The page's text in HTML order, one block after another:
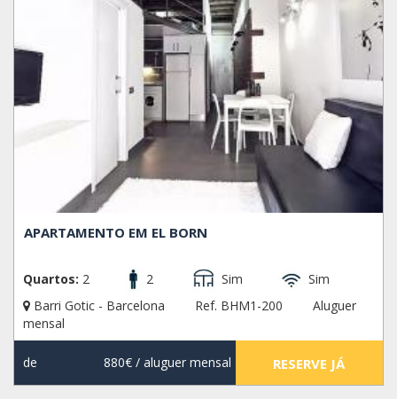
APARTAMENTO EM EL BORN
Quartos: 2 2 Sim
Sim
Barri Gotic - Barcelona
Ref. BHM1-200
Aluguer
mensal
de 880€/ aluguer mensal RESERVE JÁ